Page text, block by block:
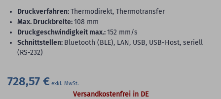
Druckverfahren:Thermodirekt, Thermotransfer
max. Druckbreite:108 mm
Druckgeschwindigkeit max.:152 mm/s
Schnittstellen: Bluetooth (BLE), LAN, USB, USB-Host, seriell
(RS-232)
728,57 €
Versandkostenfrei in DE